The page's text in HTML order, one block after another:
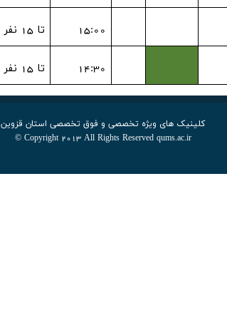
15:00
تا 15 نفر
14:30 تا 15 نفر
کلینیک های ویژه تخصصی و فوق تخصصی استان قزوین
Copyright 2013 All Rights Reserved qums.ac.ir ©